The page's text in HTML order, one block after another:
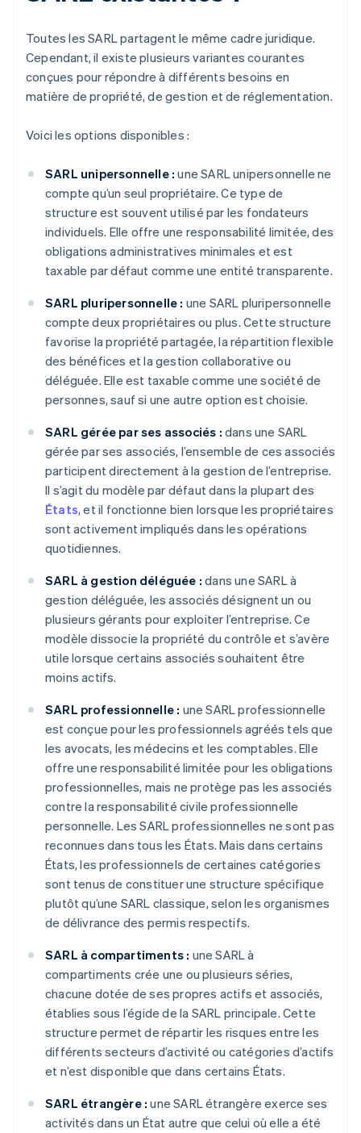
Toutes les SARL partagent le même cadre juridique.
Cependant, il existe plusieurs variantes courantes
conçues pour répondre à différents besoins en
matière de propriété, de gestion et de réglementation.
Voici les options disponibles :
SARL unipersonnelle : une SARL unipersonnelle ne
compte qu’un seul propriétaire. Ce type de
structure est souvent utilisé par les fondateurs
individuels. Elle offre une responsabilité limitée, des
obligations administratives minimales et est
taxable par défaut comme une entité transparente.
SARL pluripersonnelle : une SARL pluripersonnelle
compte deux propriétaires ou plus. Cette structure
favorise la propriété partagée, la répartition flexible
des bénéfices et la gestion collaborative ou
déléguée. Elle est taxable comme une société de
personnes, sauf si une autre option est choisie.
SARL gérée par ses associés : dans une SARL
gérée par ses associés, l’ensemble de ces associés
participent directement à la gestion de l’entreprise.
Il s’agit du modèle par défaut dans la plupart des
États, et il fonctionne bien lorsque les propriétaires
sont activement impliqués dans les opérations
quotidiennes.
SARL à gestion déléguée : dans une SARL à
gestion déléguée, les associés désignent un ou
plusieurs gérants pour exploiter l’entreprise. Ce
modèle dissocie la propriété du contrôle et s’avère
utile lorsque certains associés souhaitent être
moins actifs.
SARL professionnelle : une SARL professionnelle
est conçue pour les professionnels agréés tels que
les avocats, les médecins et les comptables. Elle
offre une responsabilité limitée pour les obligations
professionnelles, mais ne protège pas les associés
contre la responsabilité civile professionnelle
personnelle. Les SARL professionnelles ne sont pas
reconnues dans tous les États. Mais dans certains
États, les professionnels de certaines catégories
sont tenus de constituer une structure spécifique
plutôt qu’une SARL classique, selon les organismes
de délivrance des permis respectifs.
SARL à compartiments : une SARL à
compartiments crée une ou plusieurs séries,
chacune dotée de ses propres actifs et associés,
établies sous l’égide de la SARL principale. Cette
structure permet de répartir les risques entre les
différents secteurs d’activité ou catégories d’actifs
et n’est disponible que dans certains États.
SARL étrangère : une SARL étrangère exerce ses
activités dans un État autre que celui où elle a été